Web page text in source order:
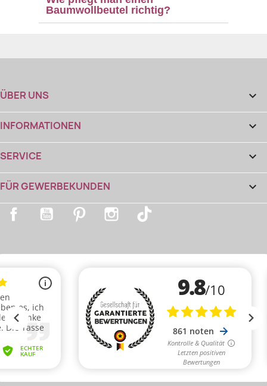
Baumwollbeutel richtig?
ÜBER UNS 
INFORMATIONEN 
SERVICE 
FÜR GEWERBEKUNDEN 
Facebook YouTube Pinterest Instagram